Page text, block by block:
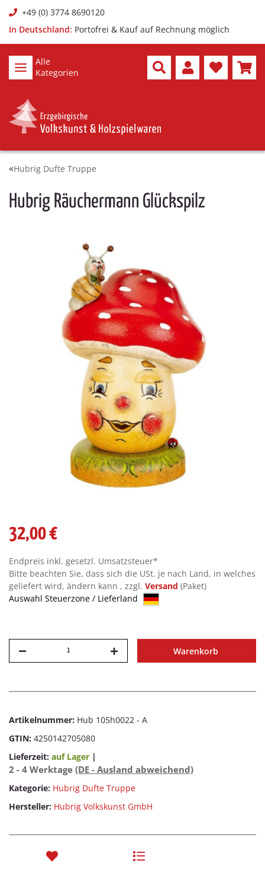
+49 (0) 3774 8690120
In Deutschland: Portofrei & Kauf auf Rechnung möglich
Alle
Kategorien
Hubrig Dufte Truppe
Hubrig Räuchermann Glückspilz
32,00 €
Endpreis inkl. gesetzl. Umsatzsteuer*
Bitte beachten Sie, dass sich die USt. je nach Land, in welches
geliefert wird, ändern kann , zzgl. Versand (Paket)
Auswahl Steuerzone / Lieferland
Warenkorb
Artikelnummer: Hub 105h0022 - A
GTIN: 4250142705080
Lieferzeit: auf Lager |
2 - 4 Werktage (DE - Ausland abweichend)
Kategorie: Hubrig Dufte Truppe
Hersteller: Hubrig Volkskunst GmbH